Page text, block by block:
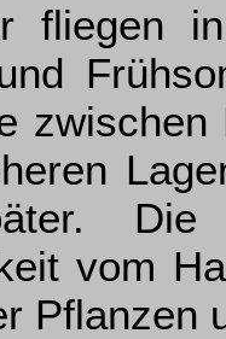
fliegen
vom
Pflanzen